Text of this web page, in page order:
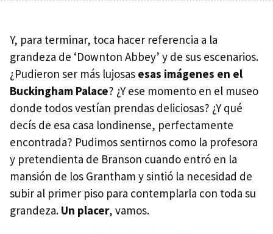
Y, para terminar, toca hacer referencia a la
grandeza de ‘Downton Abbey’ y de sus escenarios.
¿Pudieron ser más lujosas esas imágenes en el
Buckingham Palace? ¿Y ese momento en el museo
donde todos vestían prendas deliciosas? ¿Y qué
decís de esa casa londinense, perfectamente
encontrada? Pudimos sentirnos como la profesora
y pretendienta de Branson cuando entró en la
mansión de los Grantham y sintió la necesidad de
subir al primer piso para contemplarla con toda su
grandeza. Un placer, vamos.